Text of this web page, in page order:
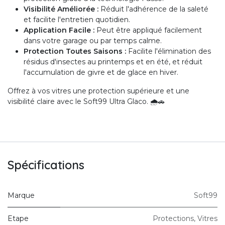
Visibilité Améliorée : Réduit l'adhérence de la saleté
et facilite l'entretien quotidien.
Application Facile : Peut être appliqué facilement
dans votre garage ou par temps calme.
Protection Toutes Saisons : Facilite l'élimination des
résidus d'insectes au printemps et en été, et réduit
l'accumulation de givre et de glace en hiver.
Offrez à vos vitres une protection supérieure et une
visibilité claire avec le Soft99 Ultra Glaco. 🌧️🚗
Spécifications
Marque Soft99
Etape Protections, Vitres